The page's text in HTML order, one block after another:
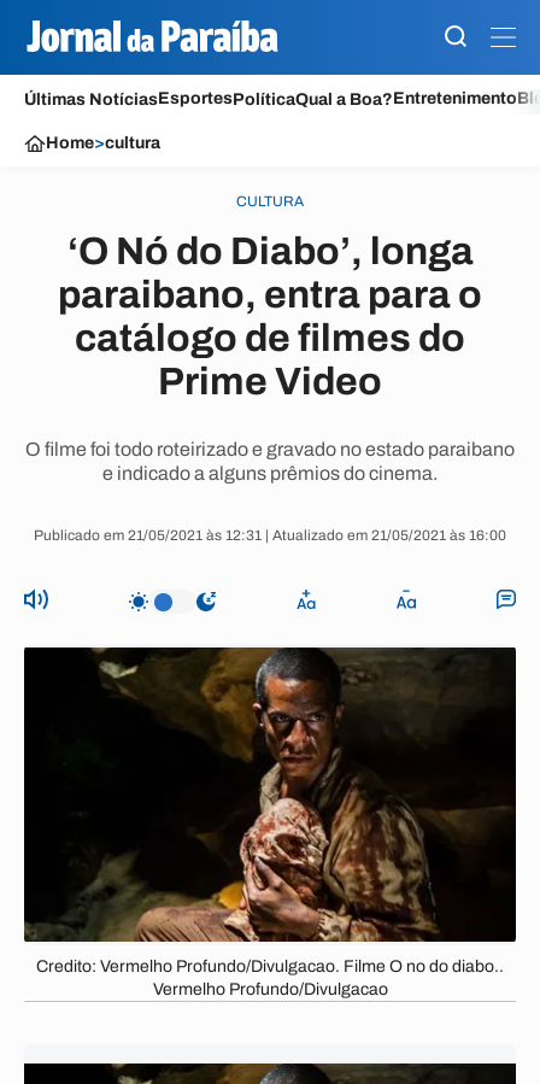
Últimas NotíciasEsportesPolíticaQual a Boa?Entretenimento
Home>cultura
CULTURA
‘O Nó do Diabo’, longa
paraibano, entra para o
catálogo de filmes do
Prime Video
O filme foi todo roteirizado e gravado no estado paraibano
e indicado a alguns prêmios do cinema.
Publicado em 21/05/2021 às 12:31 | Atualizado em 21/05/2021 às 16:00
Credito: Vermelho Profundo/Divulgacao. Filme O no do diabo..
Vermelho Profundo/Divulgacao